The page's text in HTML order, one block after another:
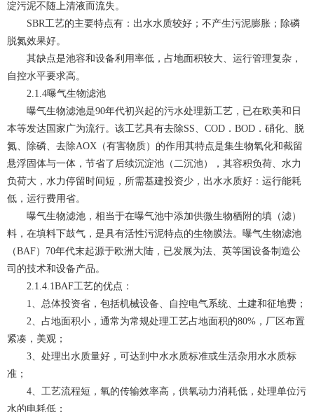
淀污泥不随上清液而流失。
SBR工艺的主要特点有：出水水质较好；不产生污泥膨胀；除磷
脱氮效果好。
其缺点是池容和设备利用率低，占地面积较大、运行管理复杂，
自控水平要求高。
2.1.4曝气生物滤池
曝气生物滤池是90年代初兴起的污水处理新工艺，已在欧美和日
本等发达国家广为流行。该工艺具有去除SS、COD．BOD．硝化、脱
氮、除磷、去除AOX（有害物质）的作用其特点是集生物氧化和截留
悬浮固体与一体，节省了后续沉淀池（二沉池），其容积负荷、水力
负荷大，水力停留时间短，所需基建投资少，出水水质好：运行能耗
低，运行费用省。
曝气生物滤池，相当于在曝气池中添加供微生物栖附的填（滤）
料，在填料下鼓气，是具有活性污泥特点的生物膜法。曝气生物滤池
（BAF）70年代末起源于欧洲大陆，已发展为法、英等国设备制造公
司的技术和设备产品。
2.1.4.1BAF工艺的优点：
1、总体投资省，包括机械设备、自控电气系统、土建和征地费；
2、占地面积小，通常为常规处理工艺占地面积的80%，厂区布置
紧凑，美观；
3、处理出水质量好，可达到中水水质标准或生活杂用水水质标
准；
4、工艺流程短，氧的传输效率高，供氧动力消耗低，处理单位污
水的电耗低；